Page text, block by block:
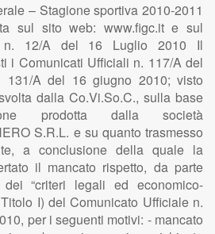
– Stagione sportiva 2010-2011
sul sito web: www.figc.it e sul
n. 12/A del 16 Luglio 2010 Il
i Comunicati Ufficiali n. 117/A del
A del 16 giugno 2010; visto
dalla Co.Vi.So.C., sulla base
prodotta dalla società
S.R.L. e su quanto trasmesso
a conclusione della quale la
il mancato rispetto, da parte
“criteri legali ed economico-
I) del Comunicato Ufficiale n.
per i seguenti motivi: - mancato